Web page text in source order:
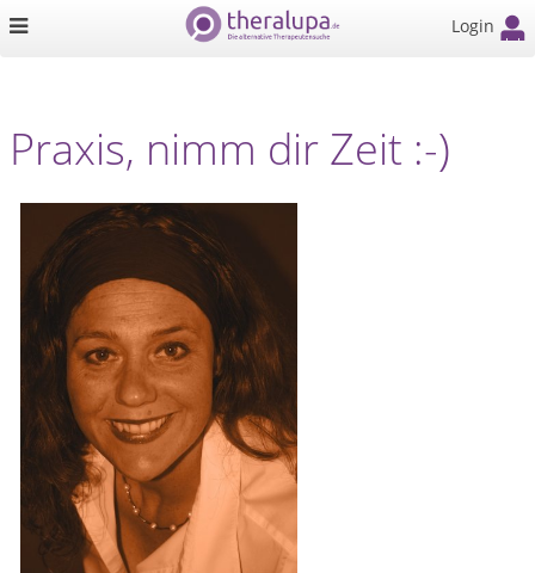
Login
Praxis, nimm dir Zeit :-)